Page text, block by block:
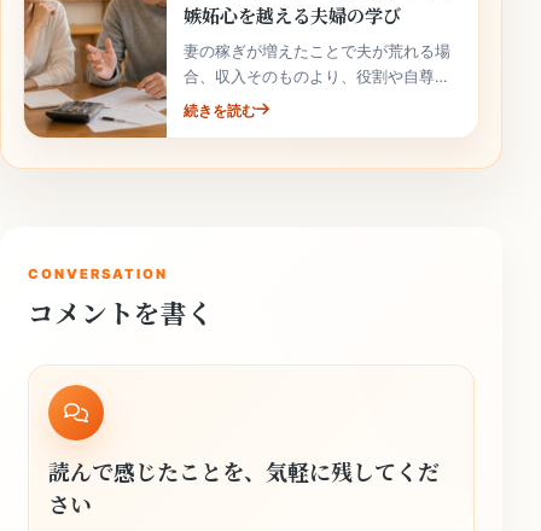
嫉妬心を越える夫婦の学び
妻の稼ぎが増えたことで夫が荒れる場
合、収入そのものより、役割や自尊心
の揺れが関係していることがありま
続きを読む
CONVERSATION
コメントを書く
読んで感じたことを、気軽に残してくだ
さい